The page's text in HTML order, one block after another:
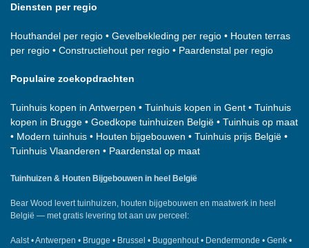
Diensten per regio
Houthandel per regio • Gevelbekleding per regio • Houten terras
per regio • Constructiehout per regio • Paardenstal per regio
Populaire zoekopdrachten
Tuinhuis kopen in Antwerpen • Tuinhuis kopen in Gent • Tuinhuis
kopen in Brugge • Goedkope tuinhuizen België • Tuinhuis op maat
• Modern tuinhuis • Houten bijgebouwen • Tuinhuis prijs België •
Tuinhuis Vlaanderen • Paardenstal op maat
Tuinhuizen & Houten Bijgebouwen in heel België
Bear Wood levert tuinhuizen, houten bijgebouwen en maatwerk in heel
België — met gratis levering tot aan uw perceel:
Aalst•Antwerpen • Brugge • Brussel • Buggenhout• Dendermonde • Genk •